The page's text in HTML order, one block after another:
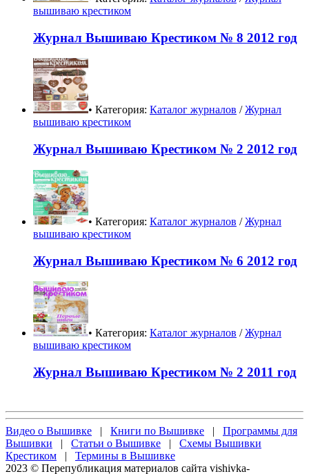
вышиваю крестиком
Журнал Вышиваю Крестиком № 8 2012 год
• Категория: Каталог журналов /Журнал
вышиваю крестиком
Журнал Вышиваю Крестиком № 2 2012 год
• Категория: Каталог журналов /Журнал
вышиваю крестиком
Журнал Вышиваю Крестиком № 6 2012 год
• Категория: Каталог журналов /Журнал
вышиваю крестиком
Журнал Вышиваю Крестиком № 2 2011 год
Видео о Вышивке | Книги по Вышивке | Программы для
Вышивки | Статьи о Вышивке | Схемы Вышивки
Крестиком | Термины в Вышивке
2023 © Перепубликация материалов сайта vishivka-